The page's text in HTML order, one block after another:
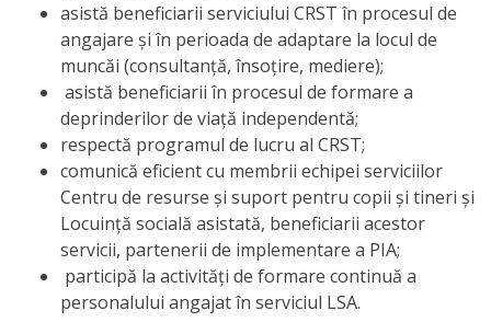
asistă beneficiarii serviciului CRST în procesul de
angajare și în perioada de adaptare la locul de
muncăi (consultanță, însoțire, mediere);
asistă beneficiarii în procesul de formare a
deprinderilor de viață independentă;
respectă programul de lucru al CRST;
comunică eficient cu membrii echipei serviciilor
Centru de resurse și suport pentru copii și tineri și
Locuință socială asistată, beneficiarii acestor
servicii, partenerii de implementare a PIA;
participă la activități de formare continuă a
personalului angajat în serviciul LSA.